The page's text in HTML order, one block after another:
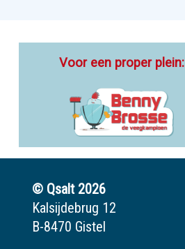
Voor een proper plein:
© Qsalt 2026
Kalsijdebrug 12
B-8470 Gistel